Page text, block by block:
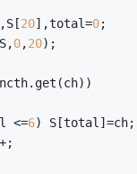
20],total=0;
0,20);
<=6) S[total]=ch;